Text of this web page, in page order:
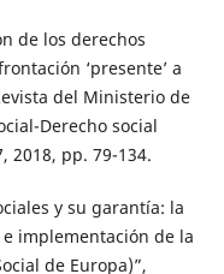
de los derechos
‘presente’ a
del Ministerio de
Derecho social
2018, pp. 79-134.
y su garantía: la
implementación de la
de Europa)”,